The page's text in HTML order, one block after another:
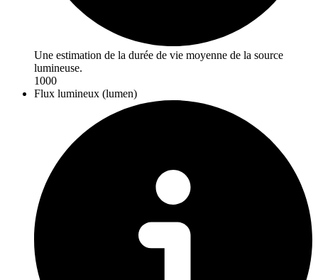
Une estimation de la durée de vie moyenne de la source
lumineuse.
1000
Flux lumineux (lumen)